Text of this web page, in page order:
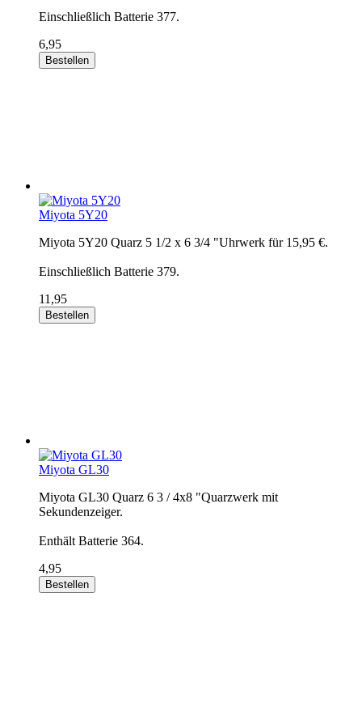
Einschließlich Batterie 377.
6,95
Bestellen
Miyota 5Y20
Miyota 5Y20 Quarz 5 1/2 x 6 3/4 "Uhrwerk für 15,95 €.
Einschließlich Batterie 379.
11,95
Bestellen
Miyota GL30
Miyota GL30 Quarz 6 3 / 4x8 "Quarzwerk mit
Sekundenzeiger.
Enthält Batterie 364.
4,95
Bestellen